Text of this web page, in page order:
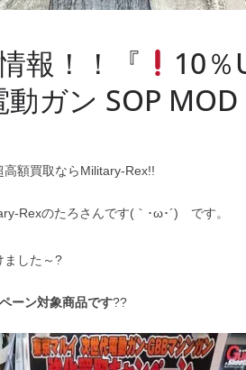
報！！『 10％
ガン SOP MOD
額買取ならMilitary-Rex!!
Rexのたろさんです(｀･ω･´)ゞです。
ました～?
ーン対象商品です??